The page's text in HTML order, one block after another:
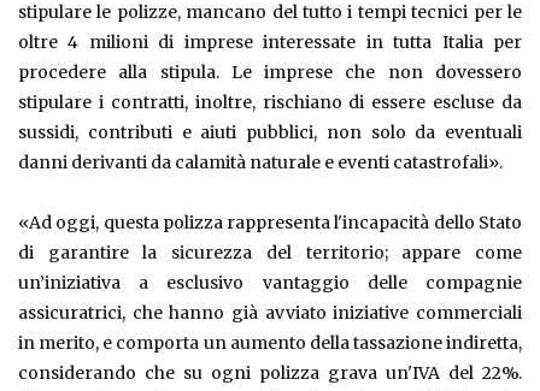
stipulare le polizze, mancano del tutto i tempi tecnici per le
oltre 4 milioni di imprese interessate in tutta Italia per
procedere alla stipula. Le imprese che non dovessero
stipulare i contratti, inoltre, rischiano di essere escluse da
sussidi, contributi e aiuti pubblici, non solo da eventuali
danni derivanti da calamità naturale e eventi catastrofali».
«Ad oggi, questa polizza rappresenta l'incapacità dello Stato
di garantire la sicurezza del territorio; appare come
un’iniziativa a esclusivo vantaggio delle compagnie
assicuratrici, che hanno già avviato iniziative commerciali
in merito, e comporta un aumento della tassazione indiretta,
considerando che su ogni polizza grava un'IVA del 22%.